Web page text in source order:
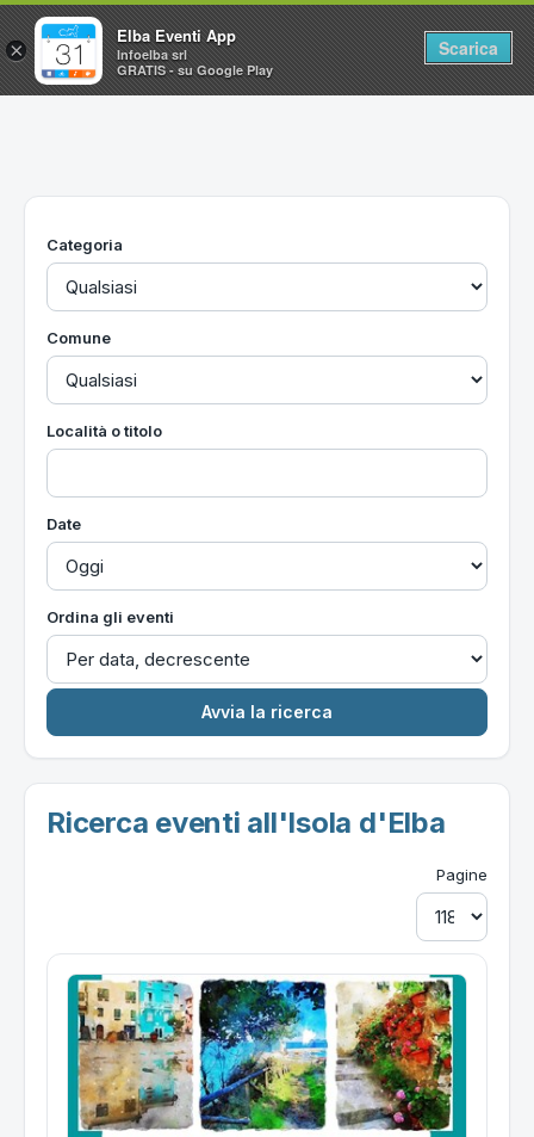
Home
Utilità
Categoria
Comune
Località o titolo
Date
Ordina gli eventi
Ricerca eventi all'Isola d'Elba
Pagine
×
Elba Eventi App
Infoelba srl
GRATIS - su Google Play
Scarica